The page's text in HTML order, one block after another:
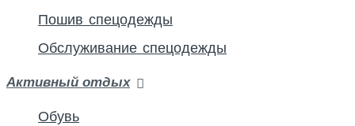
Пошив спецодежды
Обслуживание спецодежды
Активный отдых
Обувь